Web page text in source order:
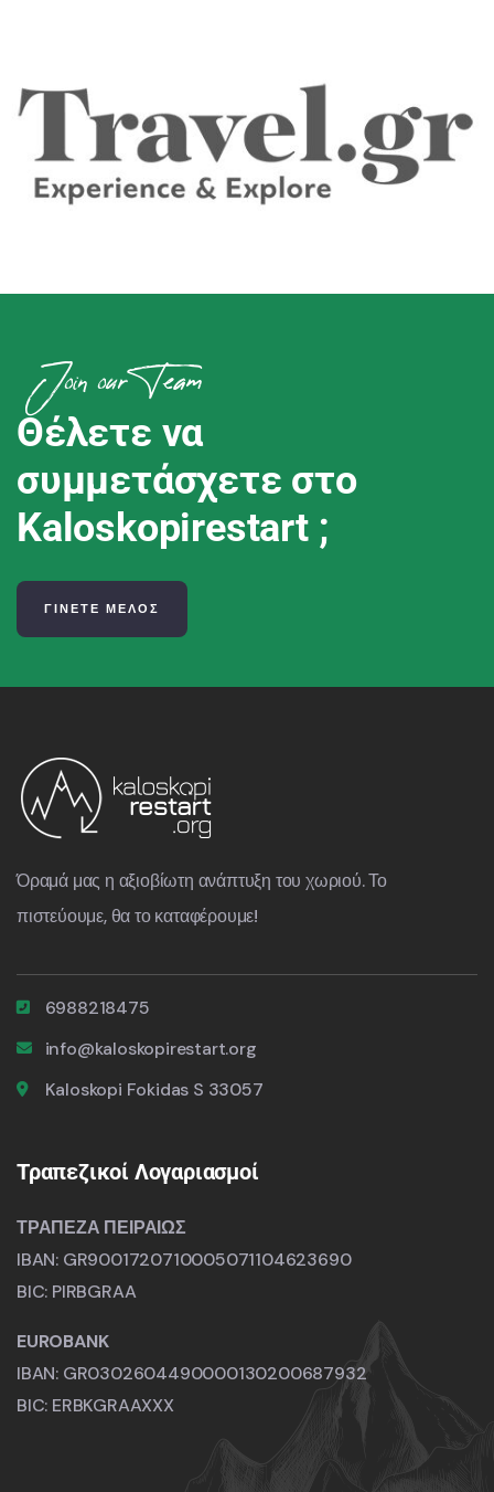
Join our Team
Θέλετε να
συμμετάσχετε στο
Kaloskopirestart ;
ΓΙΝΕΤΕ ΜΕΛΟΣ
Όραμά μας η αξιοβίωτη ανάπτυξη του χωριού. Το
πιστεύουμε, θα το καταφέρουμε!
6988218475
info@kaloskopirestart.org
Kaloskopi Fokidas S 33057
Τραπεζικοί Λογαριασμοί
ΤΡΑΠΕΖΑ ΠΕΙΡΑΙΩΣ
IBAN: GR9001720710005071104623690
BIC: PIRBGRAA
EUROBANK
IBAN: GR0302604490000130200687932
BIC: ERBKGRAAXXX